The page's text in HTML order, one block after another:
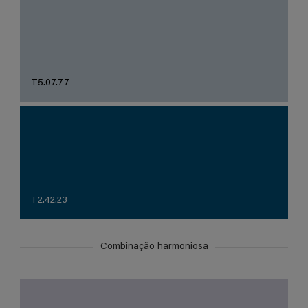
T5.07.77
T2.42.23
Combinação harmoniosa